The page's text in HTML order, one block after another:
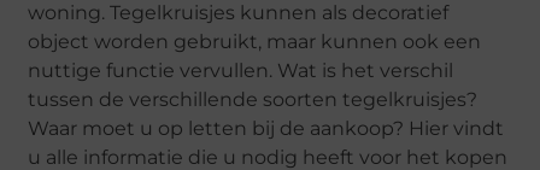
woning. Tegelkruisjes kunnen als decoratief
object worden gebruikt, maar kunnen ook een
nuttige functie vervullen. Wat is het verschil
tussen de verschillende soorten tegelkruisjes?
Waar moet u op letten bij de aankoop? Hier vindt
u alle informatie die u nodig heeft voor het kopen